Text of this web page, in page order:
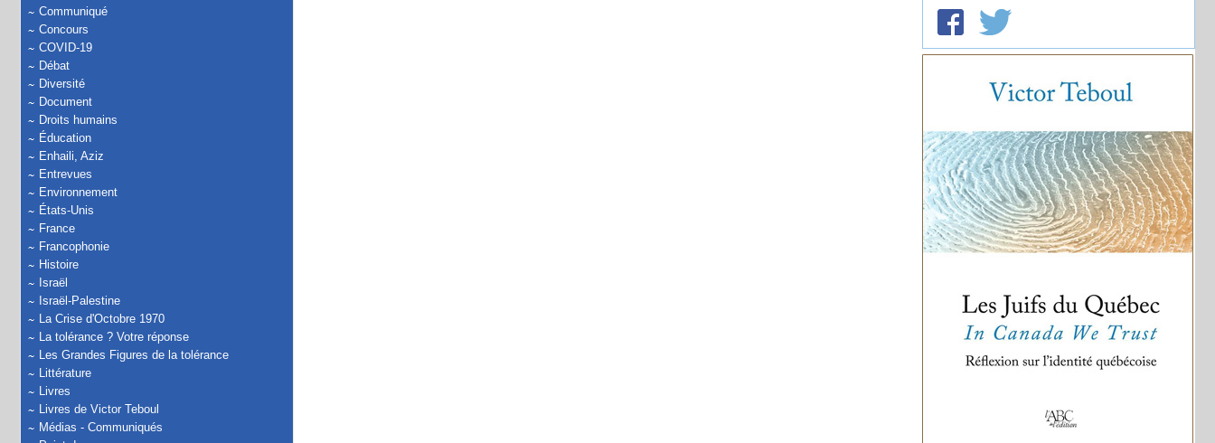
Communiqué
Concours
COVID-19
Débat
Diversité
Document
Droits humains
Éducation
Enhaili, Aziz
Entrevues
Environnement
États-Unis
France
Francophonie
Histoire
Israël
Israël-Palestine
La Crise d'Octobre 1970
La tolérance ? Votre réponse
Les Grandes Figures de la tolérance
Littérature
Livres
Livres de Victor Teboul
Médias - Communiqués